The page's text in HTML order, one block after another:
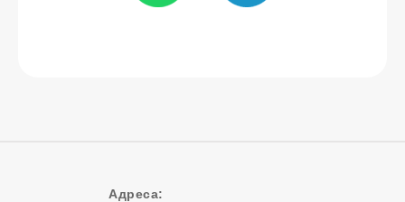
Адреса: